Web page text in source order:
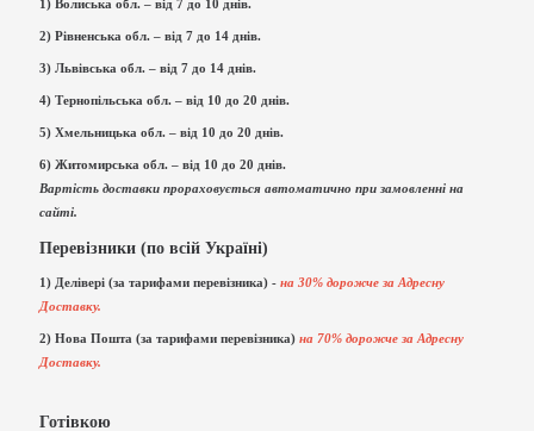
1) Волиська обл. – від 7 до 10 днів.
2) Рівненська обл. – від 7 до 14 днів.
3) Львівська обл. – від 7 до 14 днів.
4) Тернопільська обл. – від 10 до 20 днів.
5) Хмельницька обл. – від 10 до 20 днів.
6) Житомирська обл. – від 10 до 20 днів.
Вартість доставки прораховується автоматично при замовленні на
сайті.
Перевізники (по всій Україні)
1) Делівері (за тарифами перевізника) - на 30% дорожче за Адресну
Доставку.
2) Нова Пошта (за тарифами перевізника) на 70% дорожче за Адресну
Доставку.
Готівкою